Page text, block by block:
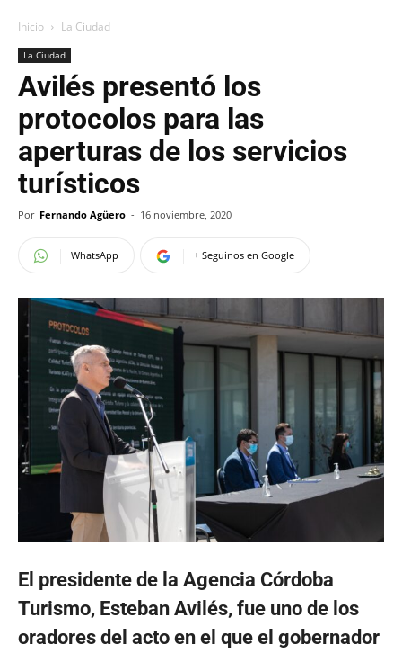
Inicio La Ciudad
La Ciudad
Avilés presentó los
protocolos para las
aperturas de los servicios
turísticos
Por Fernando Agüero - 16 noviembre, 2020
WhatsApp + Seguinos en Google
El presidente de la Agencia Córdoba
Turismo, Esteban Avilés, fue uno de los
oradores del acto en el que el gobernador